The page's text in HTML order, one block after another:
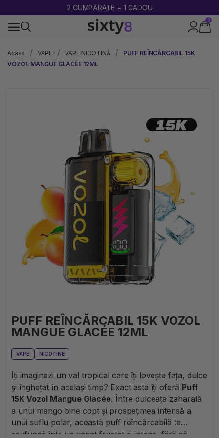
PÂNĂ LA -85%
0
Acasa
VAPE VAPE NICOTINĂ
PUFF REÎNCĂRCABIL 15K
VOZOL MANGUE GLACÉE 12ML
PUFF REÎNCĂRCABIL 15K VOZOL
MANGUE GLACÉE 12ML
VAPE NICOTINE
Îți imaginezi un val tropical care îți lovește fața, dulce
și înghețat în același timp? Exact asta îți oferă Puff
15K Vozol Mangue Glacée. Între dulceața zaharată
a unui mango bine copt și prospețimea intensă a
unui suflu polar, această puff reîncărcabilă te
scufundă într-un vapat fructat și intens, fără să